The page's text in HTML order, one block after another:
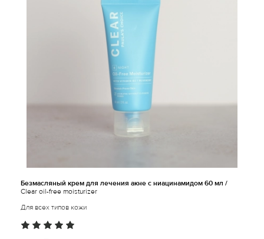
Безмасляный крем для лечения акне с ниацинамидом 60 мл /
Clear oil-free moisturizer
Для всех типов кожи